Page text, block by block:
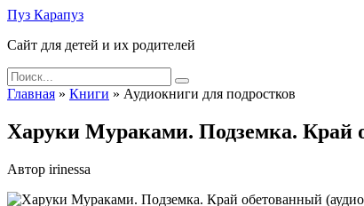
Skip
content
Пуз Карапуз
Сайт для детей и их родителей
Search
for:
Главная » Книги » Аудиокниги для подростков
Харуки Мураками. Подземка. Край
Автор irinessa